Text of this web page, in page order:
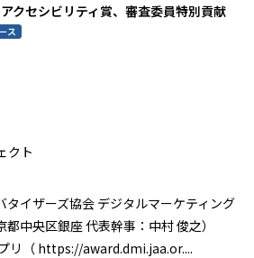
クセシビリティ賞、審査委員特別貢献
ス
クト
タイザーズ協会 デジタルマーケティング
中央区銀座 代表幹事：中村 俊之）
リ（ https://award.dmi.jaa.or....